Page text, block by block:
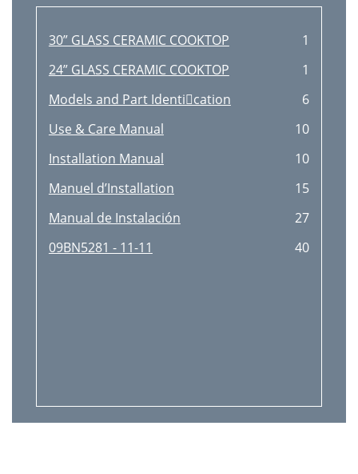
30” GLASS CERAMIC COOKTOP
1
24” GLASS CERAMIC COOKTOP
1
Models and Part Identication
6
Use & Care Manual
10
Installation Manual
10
Manuel d’Installation
15
Manual de Instalación
27
09BN5281 - 11-11
40